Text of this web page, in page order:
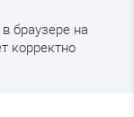
браузере на
корректно